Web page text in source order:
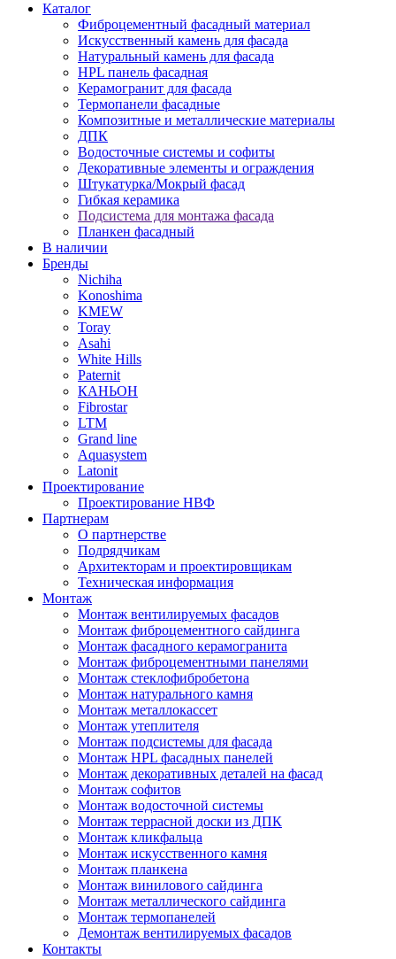
Каталог
Фиброцементный фасадный материал
Искусственный камень для фасада
Натуральный камень для фасада
HPL панель фасадная
Керамогранит для фасада
Термопанели фасадные
Композитные и металлические материалы
ДПК
Водосточные системы и софиты
Декоративные элементы и ограждения
Штукатурка/Мокрый фасад
Гибкая керамика
Подсистема для монтажа фасада
Планкен фасадный
В наличии
Бренды
Nichiha
Konoshima
KMEW
Toray
Asahi
White Hills
Paternit
КАНЬОН
Fibrostar
LTM
Grand line
Aquasystem
Latonit
Проектирование
Проектирование НВФ
Партнерам
О партнерстве
Подрядчикам
Архитекторам и проектировщикам
Техническая информация
Монтаж
Монтаж вентилируемых фасадов
Монтаж фиброцементного сайдинга
Монтаж фасадного керамогранита
Монтаж фиброцементными панелями
Монтаж стеклофибробетона
Монтаж натурального камня
Монтаж металлокассет
Монтаж утеплителя
Монтаж подсистемы для фасада
Монтаж HPL фасадных панелей
Монтаж декоративных деталей на фасад
Монтаж софитов
Монтаж водосточной системы
Монтаж террасной доски из ДПК
Монтаж кликфальца
Монтаж искусственного камня
Монтаж планкена
Монтаж винилового сайдинга
Монтаж металлического сайдинга
Монтаж термопанелей
Демонтаж вентилируемых фасадов
Контакты